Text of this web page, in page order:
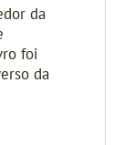
da
foi
da